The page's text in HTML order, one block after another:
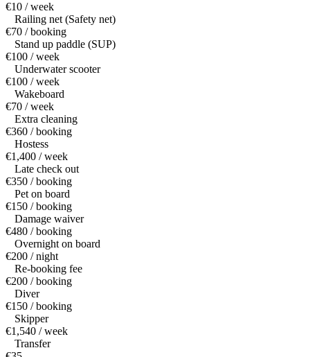
€10 / week
Railing net (Safety net)
€70 / booking
Stand up paddle (SUP)
€100 / week
Underwater scooter
€100 / week
Wakeboard
€70 / week
Extra cleaning
€360 / booking
Hostess
€1,400 / week
Late check out
€350 / booking
Pet on board
€150 / booking
Damage waiver
€480 / booking
Overnight on board
€200 / night
Re-booking fee
€200 / booking
Diver
€150 / booking
Skipper
€1,540 / week
Transfer